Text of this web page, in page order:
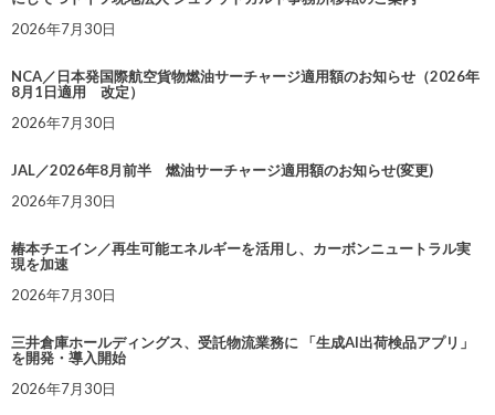
2026年7月30日
NCA／日本発国際航空貨物燃油サーチャージ適用額のお知らせ（2026年
8月1日適用 改定）
2026年7月30日
JAL／2026年8月前半 燃油サーチャージ適用額のお知らせ(変更)
2026年7月30日
椿本チエイン／再生可能エネルギーを活用し、カーボンニュートラル実
現を加速
2026年7月30日
三井倉庫ホールディングス、受託物流業務に 「生成AI出荷検品アプリ」
を開発・導入開始
2026年7月30日